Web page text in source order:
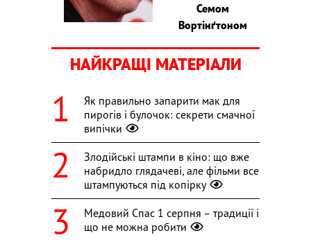
Семом
Вортінґтоном
НАЙКРАЩІ МАТЕРІАЛИ
Як правильно запарити мак для
пирогів і булочок: секрети смачної
випічки
Злодійські штампи в кіно: що вже
набридло глядачеві, але фільми все
штампуються під копірку
Медовий Спас 1 серпня – традиції і
що не можна робити